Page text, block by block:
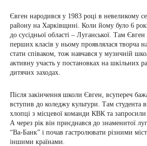
Євген народився у 1983 році в невеликому
району на Харківщині. Коли йому було 6
до сусідньої області – Луганської. Там
перших класів у ньому проявлялася творча
стати співаком, тож навчався у музичній
активну участь у постановках на шкільних
дитячих заходах.
Після закінчення школи Євген, всупереч
вступив до коледжу культури. Там студента
хлопці з місцевої команди КВК та запросили
А через рік він приєднався до знаменитої
“Ва-Банк” і почав гастролювати різними
іншими країнами.